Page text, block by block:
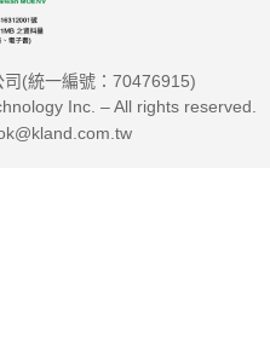
(統一編號：70476915)
Inc. – All rights reserved.